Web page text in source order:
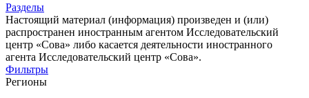
Разделы
Настоящий материал (информация) произведен и (или)
распространен иностранным агентом Исследовательский
центр «Сова» либо касается деятельности иностранного
агента Исследовательский центр «Сова».
Фильтры
Регионы